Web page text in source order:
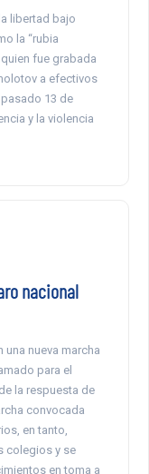
libertad bajo
la “rubia
fue grabada
a efectivos
13 de
y la violencia
nacional
nueva marcha
para el
la respuesta de
convocada
en tanto,
colegios y se
en toma a